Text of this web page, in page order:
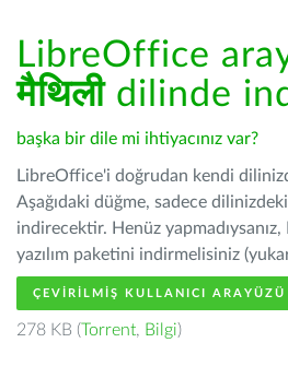
LibreOffice
मैथिलीdilinde
başka bir dile mi ihtiyacınız var?
LibreOffice'i doğrudan kendi
Aşağıdaki düğme, sadece
indirecektir. Henüz yapmadıysanız,
yazılım paketini indirmelisiniz
ÇEVIRILMIŞ KULLANICI ARAYÜZÜ
278 KB (Torrent, Bilgi)